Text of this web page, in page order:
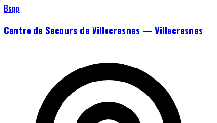
Bspp
Centre de Secours de Villecresnes — Villecresnes